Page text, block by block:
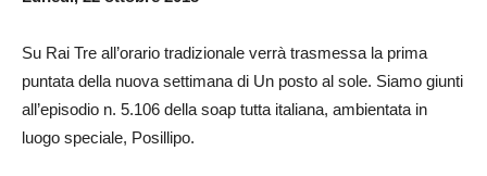
Su Rai Tre all’orario tradizionale verrà trasmessa la prima
puntata della nuova settimana di Un posto al sole. Siamo giunti
all’episodio n. 5.106 della soap tutta italiana, ambientata in
luogo speciale, Posillipo.